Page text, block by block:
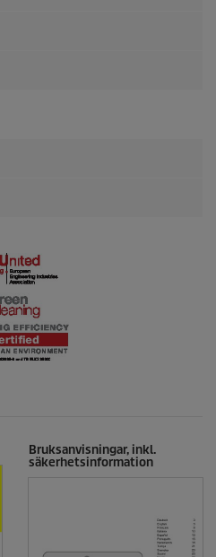
Bruksanvisningar, inkl.
säkerhetsinformation